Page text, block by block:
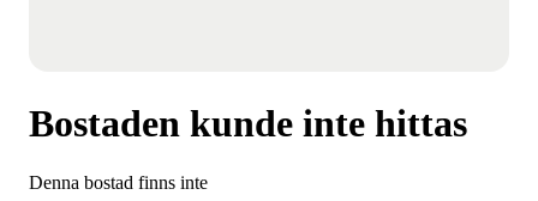
Bostaden kunde inte hittas
Denna bostad finns inte